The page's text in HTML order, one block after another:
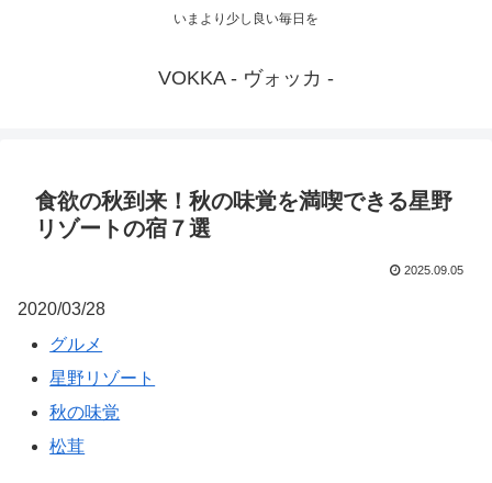
いまより少し良い毎日を
VOKKA - ヴォッカ -
食欲の秋到来！秋の味覚を満喫できる星野
リゾートの宿７選
2025.09.05
2020/03/28
グルメ
星野リゾート
秋の味覚
松茸